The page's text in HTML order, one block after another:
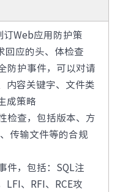
Web应用防护策
回应的头、体检查
防护事件，可以对请
内容关键字、文件类
成策略
检查，包括版本、方
传输文件等的合规
件，包括：SQL注
LFI、RFI、RCE攻